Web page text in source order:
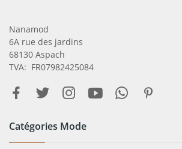
Nanamod
6A rue des jardins
68130 Aspach
TVA: FR07982425084
Catégories Mode